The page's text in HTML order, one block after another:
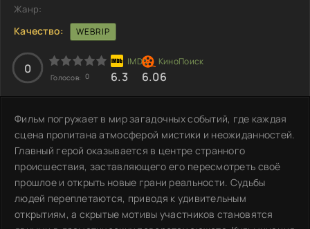
Жанр:
Качество: WEBRIP
0
Голосов: 0 6.3 6.06
Фильм погружает в мир загадочных событий, где каждая
сцена пропитана атмосферой мистики и неожиданностей.
Главный герой оказывается в центре странного
происшествия, заставляющего его пересмотреть своё
прошлое и открыть новые грани реальности. Судьбы
людей переплетаются, приводя к удивительным
открытиям, а скрытые мотивы участников становятся